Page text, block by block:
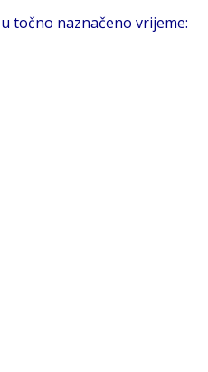
točno naznačeno vrijeme: